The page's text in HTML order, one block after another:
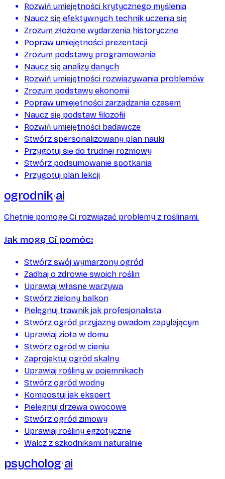
Rozwiń umiejętności krytycznego myślenia
Naucz się efektywnych technik uczenia się
Zrozum złożone wydarzenia historyczne
Popraw umiejętności prezentacji
Zrozum podstawy programowania
Naucz się analizy danych
Rozwiń umiejętności rozwiązywania problemów
Zrozum podstawy ekonomii
Popraw umiejętności zarządzania czasem
Naucz się podstaw filozofii
Rozwiń umiejętności badawcze
Stwórz spersonalizowany plan nauki
Przygotuj się do trudnej rozmowy
Stwórz podsumowanie spotkania
Przygotuj plan lekcji
ogrodnik ai
Chętnie pomogę Ci rozwiązać problemy z roślinami.
Jak mogę Ci pomóc:
Stwórz swój wymarzony ogród
Zadbaj o zdrowie swoich roślin
Uprawiaj własne warzywa
Stwórz zielony balkon
Pielęgnuj trawnik jak profesjonalista
Stwórz ogród przyjazny owadom zapylającym
Uprawiaj zioła w domu
Stwórz ogród w cieniu
Zaprojektuj ogród skalny
Uprawiaj rośliny w pojemnikach
Stwórz ogród wodny
Kompostuj jak ekspert
Pielęgnuj drzewa owocowe
Stwórz ogród zimowy
Uprawiaj rośliny egzotyczne
Walcz z szkodnikami naturalnie
psycholog ai